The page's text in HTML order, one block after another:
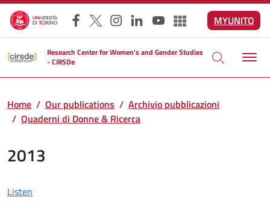
Skip to main content
Facebook
X Instagram
LinkedInYouTubeAltri social
MYUNITO
Research Center for Women's and Gender Studies
- CIRSDe
Home Our publications
Archivio pubblicazioni
Quaderni di Donne & Ricerca
2013
Listen